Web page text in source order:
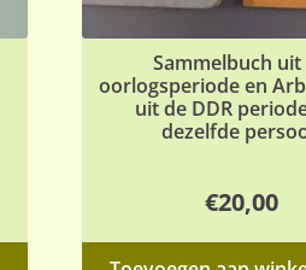
Sammelbuch uit
oorlogsperiode en
uit de DDR
dezelfde
€20,00